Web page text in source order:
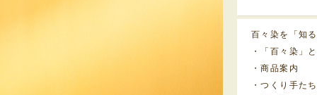
百々染を「知
・「百々染」
・商品案内
・つくり手たち